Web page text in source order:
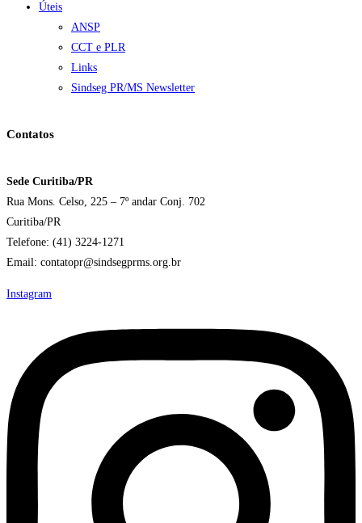
Úteis
ANSP
CCT e PLR
Links
Sindseg PR/MS Newsletter
Contatos
Sede Curitiba/PR
Rua Mons. Celso, 225 – 7º andar Conj. 702
Curitiba/PR
Telefone: (41) 3224-1271
Email: contatopr@sindsegprms.org.br
Instagram